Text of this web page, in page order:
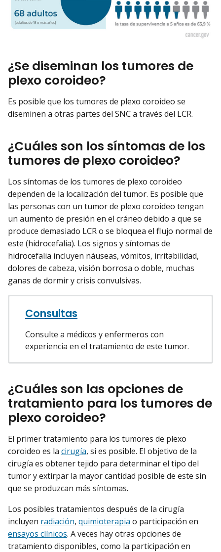
¿Se diseminan los tumores de
plexo coroideo?
Es posible que los tumores de plexo coroideo se
diseminen a otras partes del SNC a través del LCR.
¿Cuáles son los síntomas de los
tumores de plexo coroideo?
Los síntomas de los tumores de plexo coroideo
dependen de la localización del tumor. Es posible que
las personas con un tumor de plexo coroideo tengan
un aumento de presión en el cráneo debido a que se
produce demasiado LCR o se bloquea el flujo normal de
este (hidrocefalia). Los signos y síntomas de
hidrocefalia incluyen náuseas, vómitos, irritabilidad,
dolores de cabeza, visión borrosa o doble, muchas
ganas de dormir y crisis convulsivas.
Consultas
Consulte a médicos y enfermeros con
experiencia en el tratamiento de este tumor.
¿Cuáles son las opciones de
tratamiento para los tumores de
plexo coroideo?
El primer tratamiento para los tumores de plexo
coroideo es la cirugía, si es posible. El objetivo de la
cirugía es obtener tejido para determinar el tipo del
tumor y extirpar la mayor cantidad posible de este sin
que se produzcan más síntomas.
Los posibles tratamientos después de la cirugía
incluyen radiación, quimioterapia o participación en
ensayos clínicos. A veces hay otras opciones de
tratamiento disponibles, como la participación en